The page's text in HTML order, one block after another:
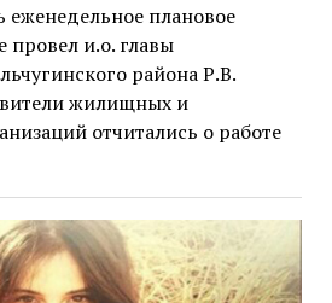
еженедельное плановое
провел и.о. главы
района Р.В.
жилищных и
отчитались о работе